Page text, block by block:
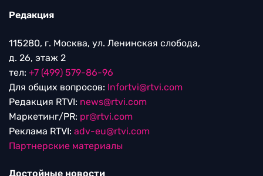
Редакция
115280, г. Москва, ул. Ленинская слобода,
д. 26, этаж 2
тел: +7 (499) 579-86-96
Для общих вопросов: Infortvi@rtvi.com
Редакция RTVI: news@rtvi.com
Маркетинг/PR: pr@rtvi.com
Реклама RTVI: adv-eu@rtvi.com
Партнерские материалы
Достойные новости